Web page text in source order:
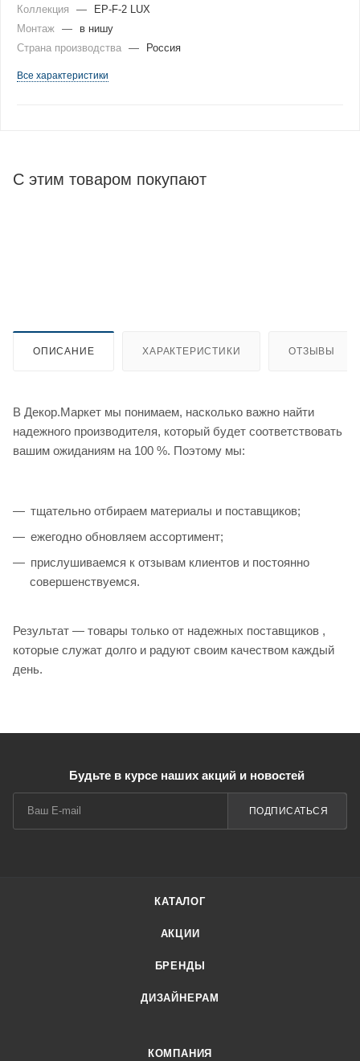
Коллекция
—
EP-F-2 LUX
Монтаж —
в нишу
Страна производства — Россия
Все характеристики
С этим товаром покупают
ОПИСАНИЕ ХАРАКТЕРИСТИКИ ОТЗЫВЫ
В Декор.Маркет мы понимаем, насколько важно найти
надежного производителя, который будет соответствовать
вашим ожиданиям на 100 %. Поэтому мы:
тщательно отбираем материалы и поставщиков;
ежегодно обновляем ассортимент;
прислушиваемся к отзывам клиентов и постоянно
совершенствуемся.
Результат — товары только от надежных поставщиков ,
которые служат долго и радуют своим качеством каждый
день.
Будьте в курсе наших акций и новостей
ПОДПИСАТЬСЯ
КАТАЛОГ
АКЦИИ
БРЕНДЫ
ДИЗАЙНЕРАМ
КОМПАНИЯ